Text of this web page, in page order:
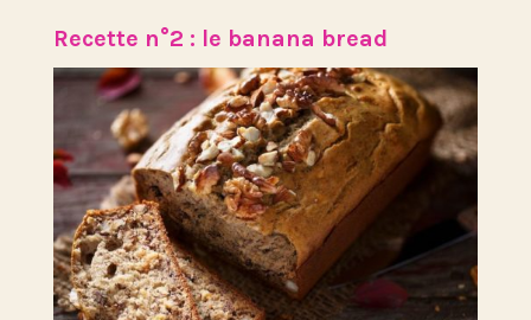
Recette n°2 : le banana bread